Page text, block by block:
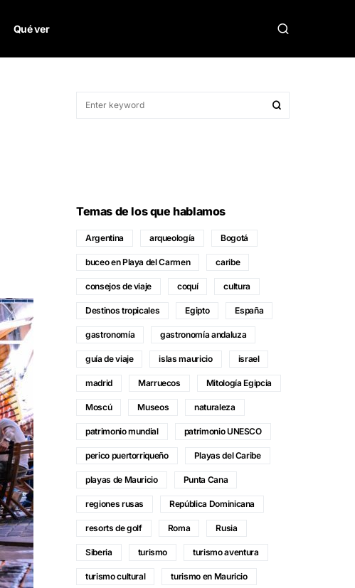
Qué ver
Temas de los que hablamos
Argentina arqueología Bogotá
buceo en Playa del Carmen caribe
consejos de viaje coquí cultura
Destinos tropicales Egipto España
gastronomía gastronomía andaluza
guía de viaje islas mauricio israel
madrid Marruecos Mitología Egipcia
Moscú Museos naturaleza
patrimonio mundial patrimonio UNESCO
perico puertorriqueño Playas del Caribe
playas de Mauricio Punta Cana
regiones rusas República Dominicana
resorts de golf Roma Rusia
Siberia turismo turismo aventura
turismo cultural turismo en Mauricio